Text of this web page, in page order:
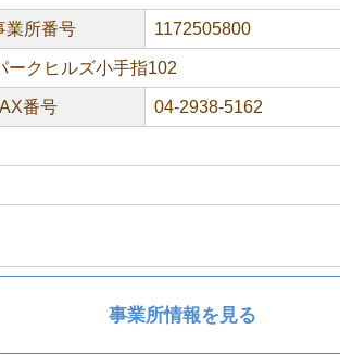
業所番号 1172505800
クヒルズ小手指102
番号 04-2938-5162
事業所情報を見る